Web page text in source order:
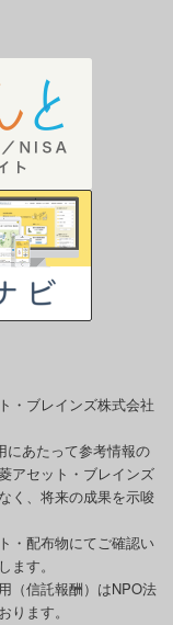
・ブレインズ株式会社
にあたって参考情報の
アセット・ブレインズ
く、将来の成果を示唆
・配布物にてご確認い
す。
（信託報酬）はNPO法
ます。